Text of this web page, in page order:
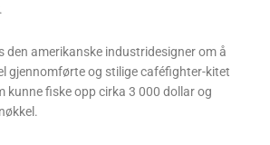
den amerikanske industridesigner om å
gjennomførte og stilige caféfighter-kitet
kunne fiske opp cirka 3 000 dollar og